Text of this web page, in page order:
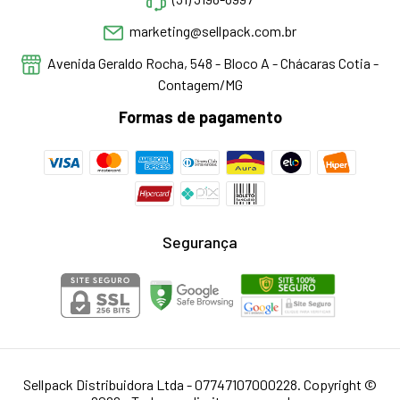
marketing@sellpack.com.br
Avenida Geraldo Rocha, 548 - Bloco A - Chácaras Cotia -
Contagem/MG
Formas de pagamento
Segurança
Sellpack Distribuidora Ltda - 07747107000228. Copyright ©